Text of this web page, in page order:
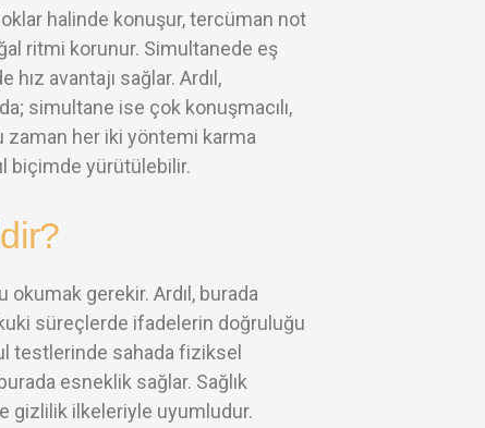
halinde konuşur, tercüman not
ritmi korunur. Simultanede eş
avantajı sağlar. Ardıl,
simultane ise çok konuşmacılı,
zaman her iki yöntemi karma
biçimde yürütülebilir.
gerekir. Ardıl, burada
süreçlerde ifadelerin doğruluğu
testlerinde sahada fiziksel
esneklik sağlar. Sağlık
gizlilik ilkeleriyle uyumludur.